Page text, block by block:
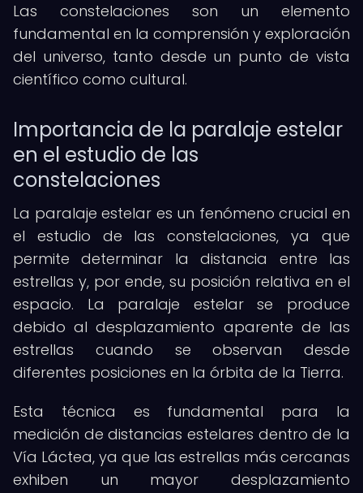
Las constelaciones son un elemento
fundamental en la comprensión y exploración
del universo, tanto desde un punto de vista
científico como cultural.
Importancia de la paralaje estelar
en el estudio de las
constelaciones
La paralaje estelar es un fenómeno crucial en
el estudio de las constelaciones, ya que
permite determinar la distancia entre las
estrellas y, por ende, su posición relativa en el
espacio. La paralaje estelar se produce
debido al desplazamiento aparente de las
estrellas cuando se observan desde
diferentes posiciones en la órbita de la Tierra.
Esta técnica es fundamental para la
medición de distancias estelares dentro de la
Vía Láctea, ya que las estrellas más cercanas
exhiben un mayor desplazamiento